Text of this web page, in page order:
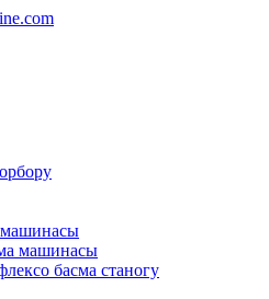
машинасы
машинасы
басма станогу